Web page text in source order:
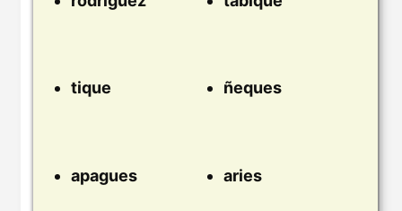
tique ñeques
apagues aries